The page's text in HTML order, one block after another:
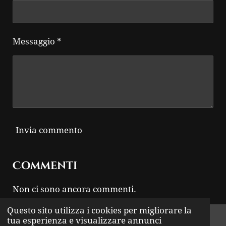
Questo sito utilizza i cookies per migliorare la
tua esperienza e visualizzare annunci
Messaggio *
Invia commento
Commenti
Non ci sono ancora commenti.
© 2024 - 2026 THUNDER ROCK